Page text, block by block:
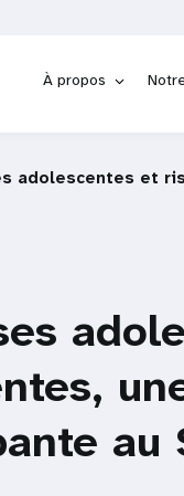
À propos
adolescentes et
au